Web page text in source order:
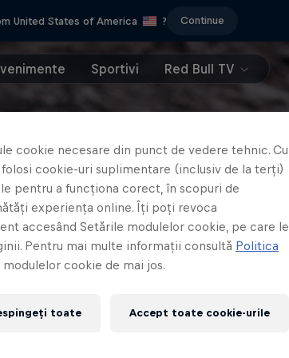
United States of America ? Continue
Sportivi Red Bull TV
cookie necesare din punct de vedere tehnic. Cu
cookie-uri suplimentare (inclusiv de la terți)
pentru a funcționa corect, în scopuri de
experiența online. Îți poți revoca
accesând Setările modulelor cookie, pe care le
Pentru mai multe informații consultă Politica
modulelor cookie de mai jos.
toate Accept toate cookie-urile